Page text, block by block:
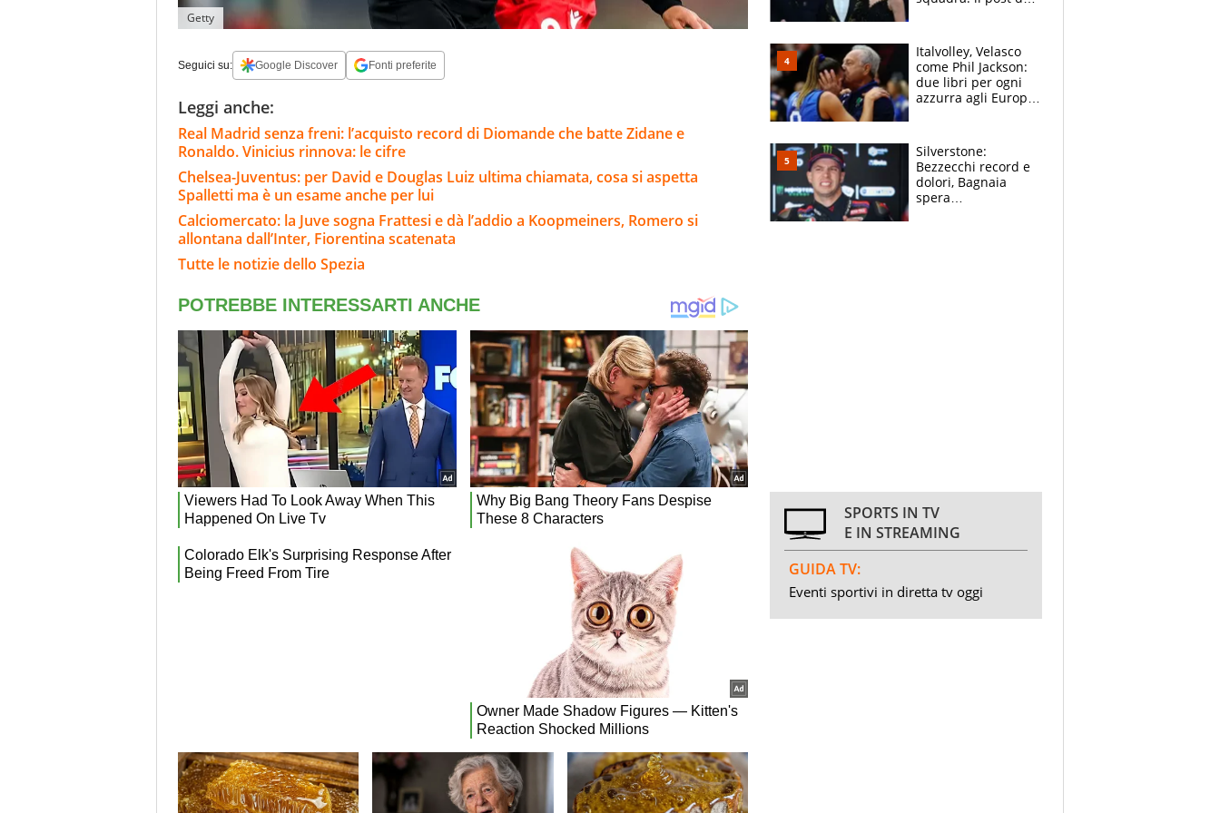
Getty
Seguici su: Google Discover Fonti preferite
Leggi anche:
Real Madrid senza freni: l’acquisto record di Diomande che batte Zidane e
Ronaldo. Vinicius rinnova: le cifre
Chelsea-Juventus: per David e Douglas Luiz ultima chiamata, cosa si aspetta
Spalletti ma è un esame anche per lui
Calciomercato: la Juve sogna Frattesi e dà l’addio a Koopmeiners, Romero si
allontana dall’Inter, Fiorentina scatenata
Tutte le notizie dello Spezia
sfondo
Italvolley, Velasco
come Phil Jackson:
due libri per ogni
azzurra agli Europei.
Silverstone:
Bezzecchi record e
dolori, Bagnaia
spera
SPORTS IN TV
E IN STREAMING
GUIDA TV:
Eventi sportivi in diretta tv oggi